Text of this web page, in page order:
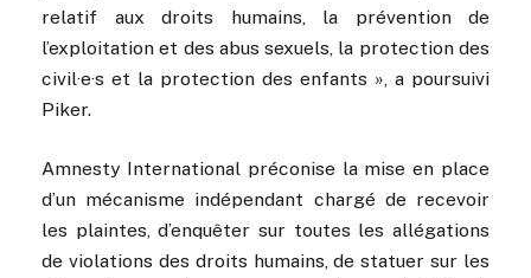
relatif aux droits humains, la prévention de
l’exploitation et des abus sexuels, la protection des
civil·e·s et la protection des enfants », a poursuivi
Piker.
Amnesty International préconise la mise en place
d’un mécanisme indépendant chargé de recevoir
les plaintes, d’enquêter sur toutes les allégations
de violations des droits humains, de statuer sur les